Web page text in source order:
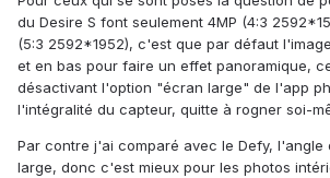
du Desire S font seulement 4MP (4:3
(5:3 2592*1952), c'est que par défaut
et en bas pour faire un effet panoramique,
désactivant l'option "écran large" de l'app
l'intégralité du capteur, quitte à rogner soi-
Par contre j'ai comparé avec le Defy, l'angle
large, donc c'est mieux pour les photos